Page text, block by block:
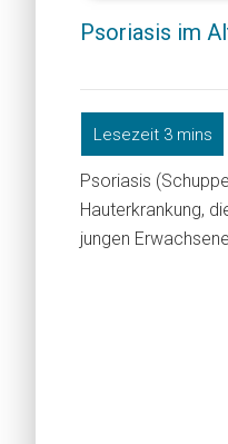
Psoriasis im
Psoriasis
Hauterkrankung,
jungen